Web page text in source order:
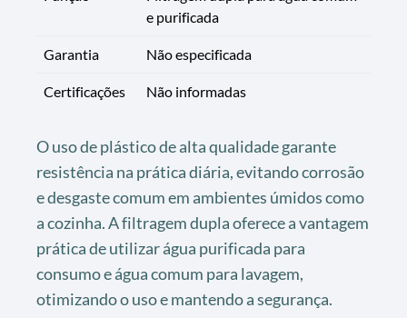
e purificada
Garantia Não especificada
Certificações Não informadas
O uso de plástico de alta qualidade garante
resistência na prática diária, evitando corrosão
e desgaste comum em ambientes úmidos como
a cozinha. A filtragem dupla oferece a vantagem
prática de utilizar água purificada para
consumo e água comum para lavagem,
otimizando o uso e mantendo a segurança.